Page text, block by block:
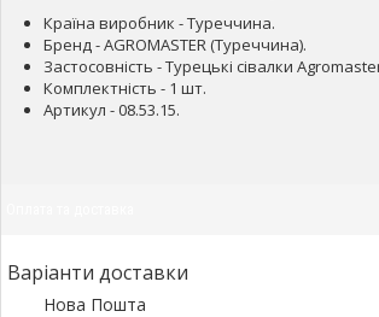
Країна виробник - Туреччина.
Бренд - AGROMASTER (Туреччина).
Застосовність - Турецькі сівалки
Комплектність - 1 шт.
Артикул - 08.53.15.
Варіанти доставки
Нова Пошта